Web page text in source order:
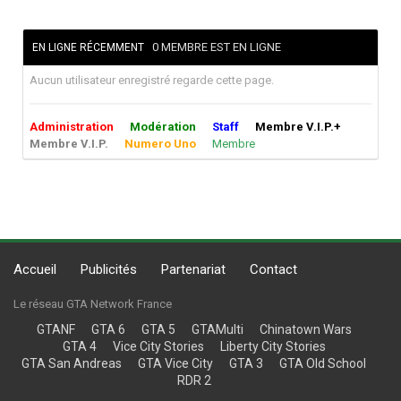
EN LIGNE RÉCEMMENT 0 MEMBRE EST EN LIGNE
Aucun utilisateur enregistré regarde cette page.
Administration Modération Staff
Membre V.I.P.+
Membre V.I.P.
Numero Uno Membre
Accueil Publicités Partenariat Contact
Le réseau GTA Network France
GTANF GTA 6 GTA 5 GTAMulti
Chinatown Wars
GTA 4
Vice City Stories
Liberty City Stories
GTA San Andreas
GTA Vice City GTA 3
GTA Old School
RDR 2